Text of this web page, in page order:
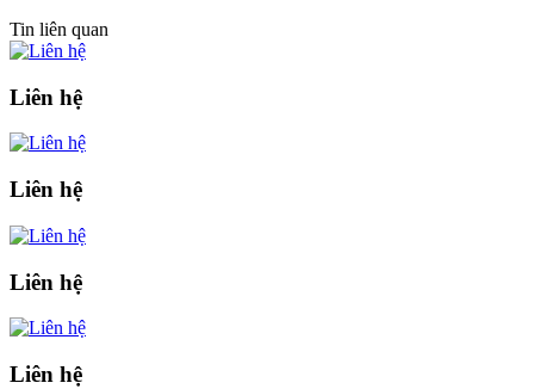
Tin liên quan
Liên hệ
Liên hệ
Liên hệ
Liên hệ